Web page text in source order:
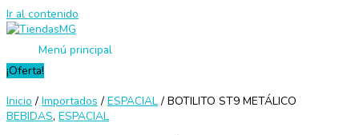
Ir al contenido
Menú principal
¡Oferta!
Inicio / Importados / ESPACIAL / BOTILITO ST9 METÁLICO
BEBIDAS, ESPACIAL